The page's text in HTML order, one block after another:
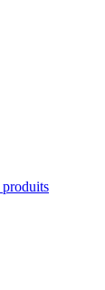
produits